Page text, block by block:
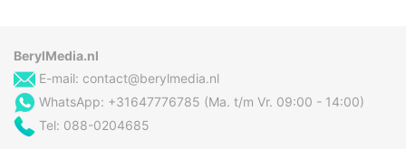
BerylMedia.nl
E-mail: contact@berylmedia.nl
WhatsApp: +31647776785 (Ma. t/m Vr. 09:00 - 14:00)
Tel: 088-0204685